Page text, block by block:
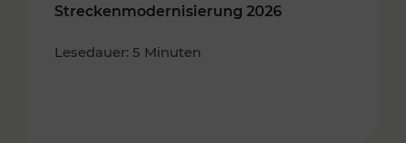
Streckenmodernisierung 2026
Lesedauer: 5 Minuten